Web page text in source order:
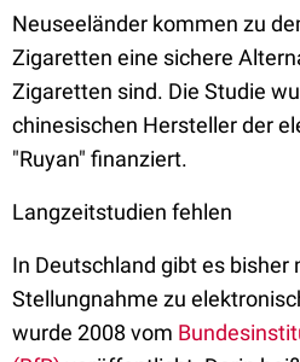
Neuseeländer kommen zu
Zigaretten eine sichere
Zigaretten sind. Die Studie
chinesischen Hersteller der
"Ruyan" finanziert.
Langzeitstudien fehlen
In Deutschland gibt es bisher
Stellungnahme zu
wurde 2008 vom